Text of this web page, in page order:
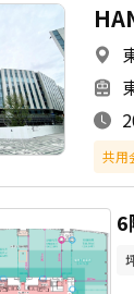
共用
6